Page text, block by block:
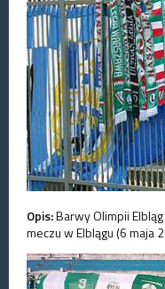
Opis:Barwy Olimpii
meczu w Elblągu (6 maja